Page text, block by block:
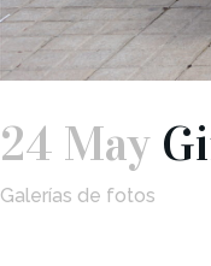
24 May
Galerías de fotos